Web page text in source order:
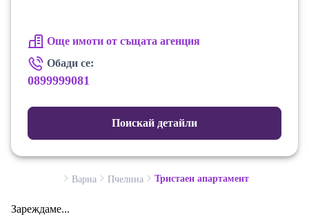
Още имоти от същата агенция
Обади се:
0899999081
Поискай детайли
Варна Пчелина Тристаен апартамент
Зареждаме...